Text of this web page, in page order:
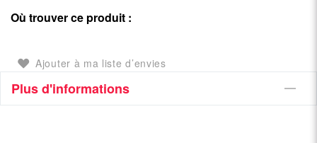
Où trouver ce produit :
Ajouter à ma liste d’envies
Plus d'informations